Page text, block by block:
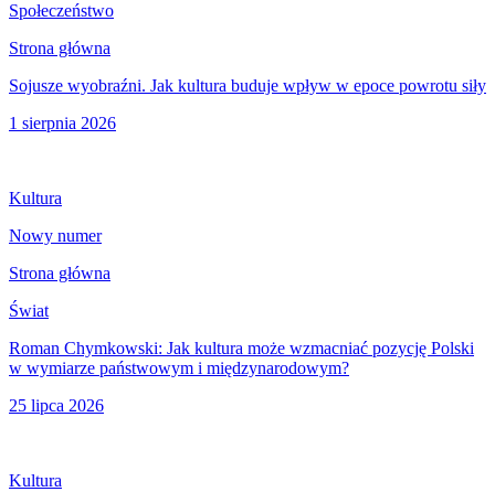
Społeczeństwo
Strona główna
Sojusze wyobraźni. Jak kultura buduje wpływ w epoce powrotu siły
1 sierpnia 2026
Kultura
Nowy numer
Strona główna
Świat
Roman Chymkowski: Jak kultura może wzmacniać pozycję Polski
w wymiarze państwowym i międzynarodowym?
25 lipca 2026
Kultura